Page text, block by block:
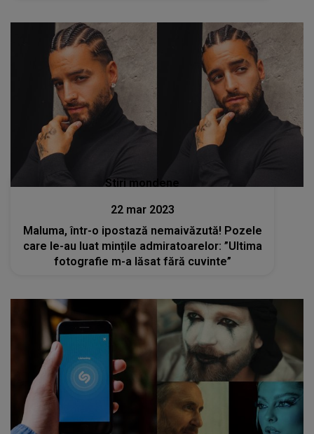
Stiri mondene
22 mar 2023
Maluma, într-o ipostază nemaivăzută! Pozele
care le-au luat mințile admiratoarelor: ”Ultima
fotografie m-a lăsat fără cuvinte”